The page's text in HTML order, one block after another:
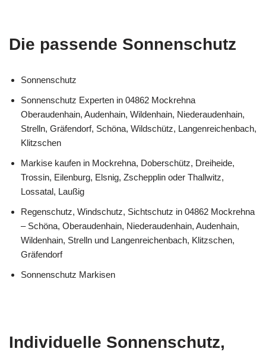
Die passende Sonnenschutz
Sonnenschutz
Sonnenschutz Experten in 04862 Mockrehna
Oberaudenhain, Audenhain, Wildenhain, Niederaudenhain,
Strelln, Gräfendorf, Schöna, Wildschütz, Langenreichenbach,
Klitzschen
Markise kaufen in Mockrehna, Doberschütz, Dreiheide,
Trossin, Eilenburg, Elsnig, Zschepplin oder Thallwitz,
Lossatal, Laußig
Regenschutz, Windschutz, Sichtschutz in 04862 Mockrehna
– Schöna, Oberaudenhain, Niederaudenhain, Audenhain,
Wildenhain, Strelln und Langenreichenbach, Klitzschen,
Gräfendorf
Sonnenschutz Markisen
Individuelle Sonnenschutz,